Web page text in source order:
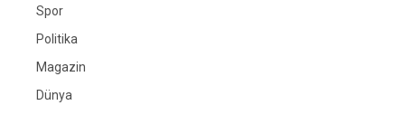
Spor
Politika
Magazin
Dünya